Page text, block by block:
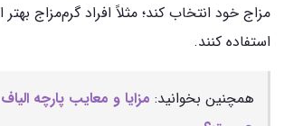
مزاج خود انتخاب کند؛ مثلاً افراد گرم‌مزاج
استفاده کنند.
همچنین بخوانید: مزایا و معایب پارچه